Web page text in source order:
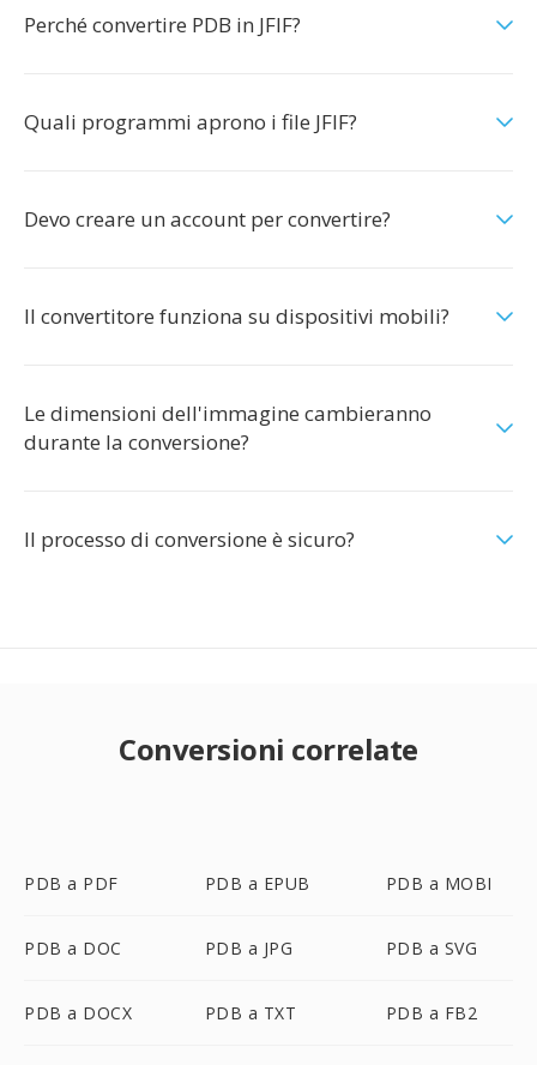
Perché convertire PDB in JFIF?
Quali programmi aprono i file JFIF?
Devo creare un account per convertire?
Il convertitore funziona su dispositivi mobili?
Le dimensioni dell'immagine cambieranno
durante la conversione?
Il processo di conversione è sicuro?
Conversioni correlate
PDB a PDF PDB a EPUB PDB a MOBI
PDB a DOC PDB a JPG PDB a SVG
PDB a DOCX PDB a TXT PDB a FB2